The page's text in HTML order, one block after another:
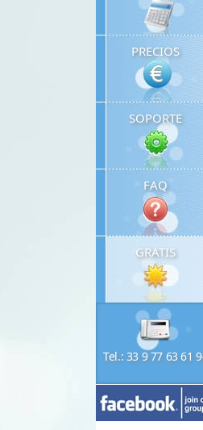
PRECIOS
SOPORTE
FAQ
GRATIS
Tel.: 33 9 77 63 61